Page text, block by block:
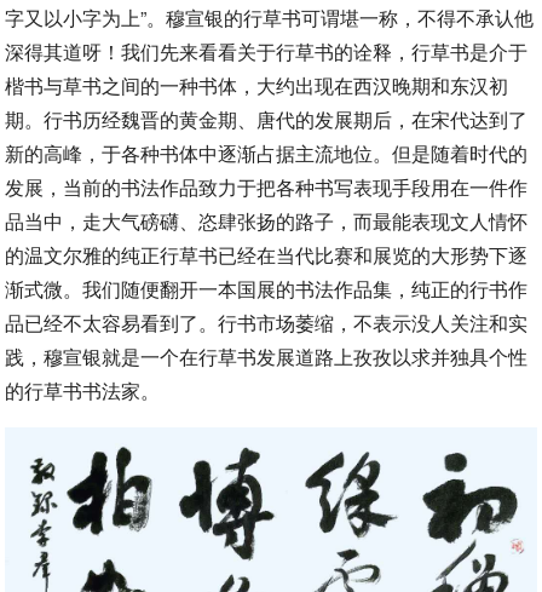
字又以小字为上”。穆宣银的行草书可谓堪一称，不得不承认他
深得其道呀！我们先来看看关于行草书的诠释，行草书是介于
楷书与草书之间的一种书体，大约出现在西汉晚期和东汉初
期。行书历经魏晋的黄金期、唐代的发展期后，在宋代达到了
新的高峰，于各种书体中逐渐占据主流地位。但是随着时代的
发展，当前的书法作品致力于把各种书写表现手段用在一件作
品当中，走大气磅礴、恣肆张扬的路子，而最能表现文人情怀
的温文尔雅的纯正行草书已经在当代比赛和展览的大形势下逐
渐式微。我们随便翻开一本国展的书法作品集，纯正的行书作
品已经不太容易看到了。行书市场萎缩，不表示没人关注和实
践，穆宣银就是一个在行草书发展道路上孜孜以求并独具个性
的行草书书法家。